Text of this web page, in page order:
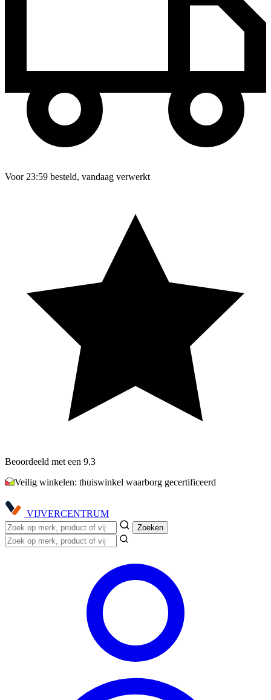
Voor 23:59 besteld, vandaag verwerkt
Beoordeeld met een 9.3
Veilig winkelen: thuiswinkel waarborg gecertificeerd
VIJVERCENTRUM
Zoeken